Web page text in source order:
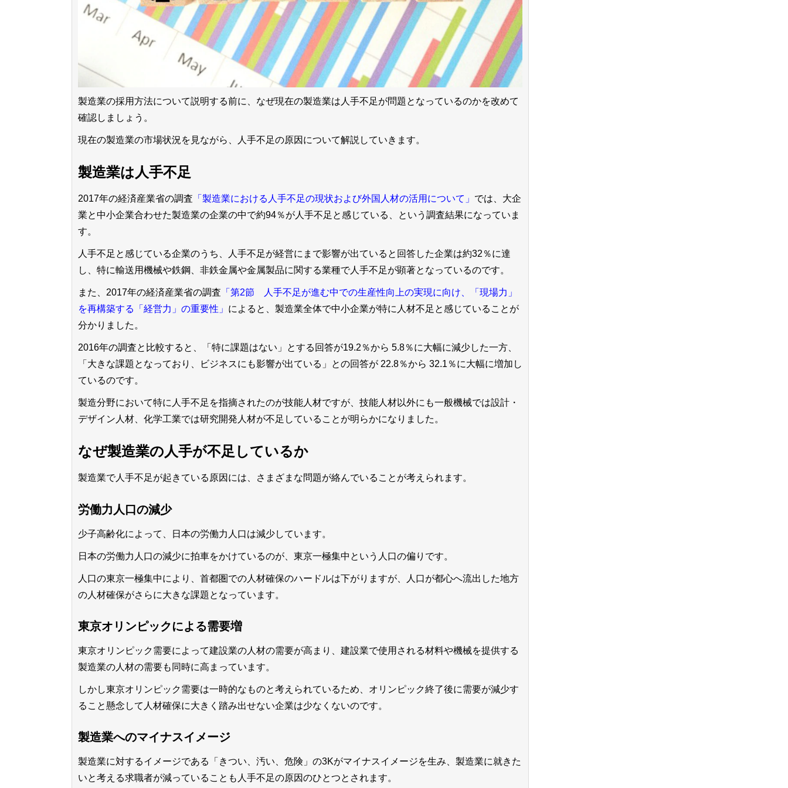
製造業の採用方法について説明する前に、なぜ現在の製造業は人手不足が問題となっているのかを改めて
確認しましょう。
現在の製造業の市場状況を見ながら、人手不足の原因について解説していきます。
製造業は人手不足
2017年の経済産業省の調査 「製造業における人手不足の現状および外国人材の活用について」 では、 大企
業と中小企業合わせた製造業の企業の中で約94％が人手不足と感じている、という調査結果になっていま
す。
人手不足と感じている企業のうち、人手不足が経営にまで影響が出ていると回答した企業は約32％に達
し、特に輸送用機械や鉄鋼、非鉄金属や金属製品に関する業種で人手不足が顕著となっているのです。
また、2017年の経済産業省の調査 「第2節 人手不足が進む中での生産性向上の実現に向け、「現場力」
を再構築する「経営力」の重要性」 によると、製造業全体で中小企業が特に人材不足と感じていることが
分かりました。
2016年の調査と比較すると、「特に課題はない」とする回答が19.2％から 5.8％に大幅に減少した一方、
「大きな課題となっており、ビジネスにも影響が出ている」との回答が 22.8％から 32.1％に大幅に増加し
ているのです。
製造分野において特に人手不足を指摘されたのが技能人材ですが、技能人材以外にも一般機械では設計・
デザイン人材、化学工業では研究開発人材が不足していることが明らかになりました。
なぜ製造業の人手が不足しているか
製造業で人手不足が起きている原因には、さまざまな問題が絡んでいることが考えられます。
労働力人口の減少
少子高齢化によって、日本の労働力人口は減少しています。
日本の労働力人口の減少に拍車をかけているのが、東京一極集中という人口の偏りです。
人口の東京一極集中により、首都圏での人材確保のハードルは下がりますが、人口が都心へ流出した地方
の人材確保がさらに大きな課題 となっています。
東京オリンピックによる需要増
東京オリンピック需要によって建設業の人材の需要が高まり、建設業で使用される材料や機械を提供する
製造業の人材の需要も同時に高まっています。
しかし東京オリンピック需要は一時的なものと考えられているため、オリンピック終了後に需要が減少す
ること懸念して人材確保に大きく踏み出せない企業は少なくないのです。
製造業へのマイナスイメージ
製造業に対するイメージである「きつい、汚い、危険」の3Kがマイナスイメージを生み、製造業に就きた
いと考える求職者が減っていることも人手不足の原因のひとつとされます。